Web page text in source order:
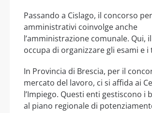
Passando a Cislago, il concorso
amministrativi coinvolge anche
l’amministrazione comunale. Qui,
occupa di organizzare gli esami e
In Provincia di Brescia, per il
mercato del lavoro, ci si affida ai
l’Impiego. Questi enti gestiscono i
al piano regionale di